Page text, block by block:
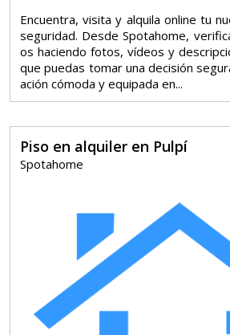
Encuentra, visita y alquila online tu
seguridad. Desde Spotahome,
os haciendo fotos, vídeos y
que puedas tomar una decisión
ación cómoda y equipada en...
Piso en alquiler en Pulpí
Spotahome